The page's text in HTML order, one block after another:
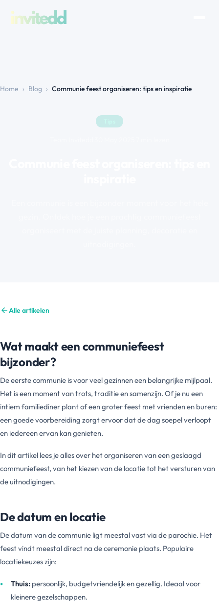
Home › Blog › Communie feest organiseren: tips en inspiratie
arrow_backAlle artikelen
Wat maakt een communiefeest
bijzonder?
De eerste communie is voor veel gezinnen een belangrijke mijlpaal.
Het is een moment van trots, traditie en samenzijn. Of je nu een
intiem familiediner plant of een groter feest met vrienden en buren:
een goede voorbereiding zorgt ervoor dat de dag soepel verloopt
en iedereen ervan kan genieten.
In dit artikel lees je alles over het organiseren van een geslaagd
communiefeest, van het kiezen van de locatie tot het versturen van
de uitnodigingen.
De datum en locatie
De datum van de communie ligt meestal vast via de parochie. Het
feest vindt meestal direct na de ceremonie plaats. Populaire
locatiekeuzes zijn:
Thuis: persoonlijk, budgetvriendelijk en gezellig. Ideaal voor
kleinere gezelschappen.